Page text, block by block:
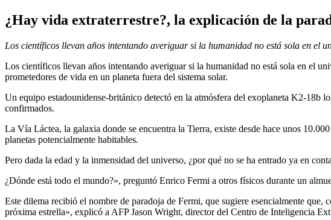
¿Hay vida extraterrestre?, la explicación de la
Los científicos llevan años intentando averiguar si la humanidad no está sola en el
Los científicos llevan años intentando averiguar si la humanidad no está sola en el
prometedores de vida en un planeta fuera del sistema solar.
Un equipo estadounidense-británico detectó en la atmósfera del exoplaneta K2-18b
confirmados.
La Vía Láctea, la galaxia donde se encuentra la Tierra, existe desde hace unos
planetas potencialmente habitables.
Pero dada la edad y la inmensidad del universo, ¿por qué no se ha entrado ya en
¿Dónde está todo el mundo?», preguntó Enrico Fermi a otros físicos durante un
Este dilema recibió el nombre de paradoja de Fermi, que sugiere esencialmente
próxima estrella», explicó a AFP Jason Wright, director del Centro de Inteligencia